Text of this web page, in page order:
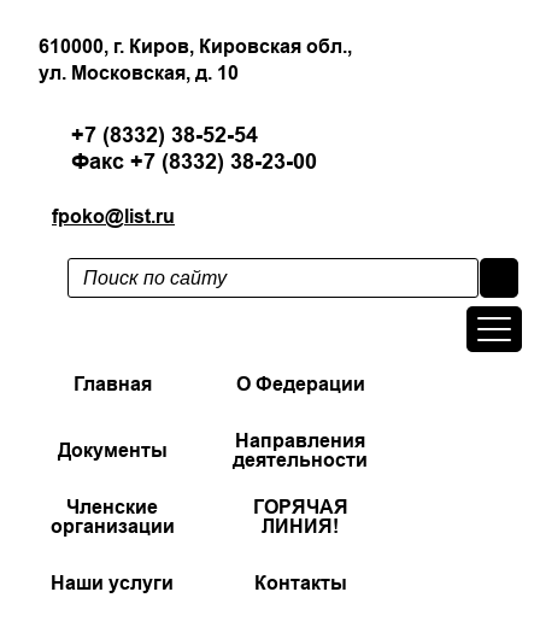
610000, г. Киров, Кировская обл.,
ул. Московская, д. 10
+7 (8332) 38-52-54
Факс +7 (8332) 38-23-00
fpoko@list.ru
Главная О Федерации
Документы
Направления
деятельности
Членские
организации
ГОРЯЧАЯ
ЛИНИЯ!
Наши услуги Контакты